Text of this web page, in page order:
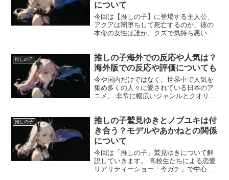
について
今回は【推しの子】に登場する主人公、
アクアは闇堕ちして死亡するのか、彼の
本命の女性は誰か、クズで気持ち悪い理
か？ これから解説していきます。 「推し
の子」アクアは闇落ち...
推しの子
推しの子海外での反応や人気は？
海外版での反応や評価についても
今や国内だけではなく、世界中で人気を
集め多くの人々に愛されている日本のア
ニメ。 非常に幅広いジャンルとクオリテ
込みやすいのが特徴ですよね。 今回紹介
する「推しの子」も...
推しの子
推しの子鷲見ゆきとノブユキは付
き合う？モデルやあかねとの関係
について
今回は「推しの子」鷲見ゆきについて解
説していきます。 高校生たちによる恋愛
リアリティーショー「今ガチ」で中心人